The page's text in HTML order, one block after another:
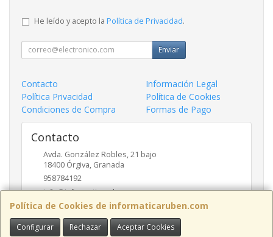
Política de Cookies de informaticaruben.com
Configurar Rechazar Aceptar Cookies
He leído y acepto la Política de Privacidad.
Enviar
Contacto
Información Legal
Política Privacidad
Política de Cookies
Condiciones de Compra
Formas de Pago
Contacto
Avda. González Robles, 21 bajo
18400 Órgiva, Granada
958784192
info@informaticaruben.com
Horario